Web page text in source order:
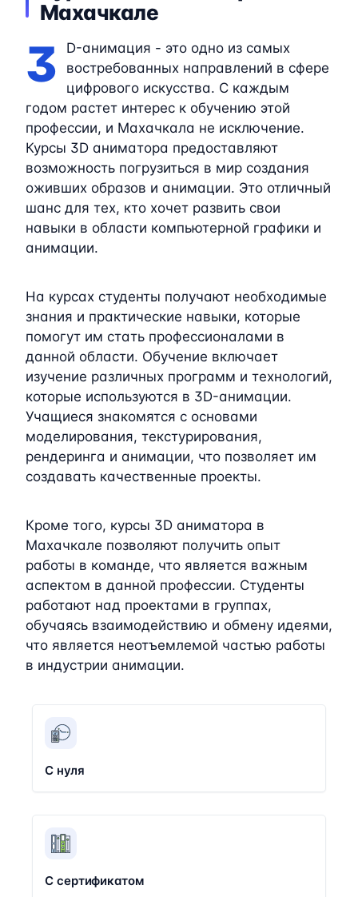
Махачкале
3
D-анимация - это одно из самых
востребованных направлений в сфере
цифрового искусства. С каждым
годом растет интерес к обучению этой
профессии, и Махачкала не исключение.
Курсы 3D аниматора предоставляют
возможность погрузиться в мир создания
оживших образов и анимации. Это отличный
шанс для тех, кто хочет развить свои
навыки в области компьютерной графики и
анимации.
На курсах студенты получают необходимые
знания и практические навыки, которые
помогут им стать профессионалами в
данной области. Обучение включает
изучение различных программ и технологий,
которые используются в 3D-анимации.
Учащиеся знакомятся с основами
моделирования, текстурирования,
рендеринга и анимации, что позволяет им
создавать качественные проекты.
Кроме того, курсы 3D аниматора в
Махачкале позволяют получить опыт
работы в команде, что является важным
аспектом в данной профессии. Студенты
работают над проектами в группах,
обучаясь взаимодействию и обмену идеями,
что является неотъемлемой частью работы
в индустрии анимации.
С нуля
С сертификатом